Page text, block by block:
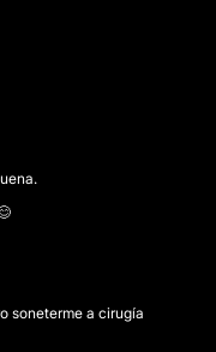
soneterme a cirugía